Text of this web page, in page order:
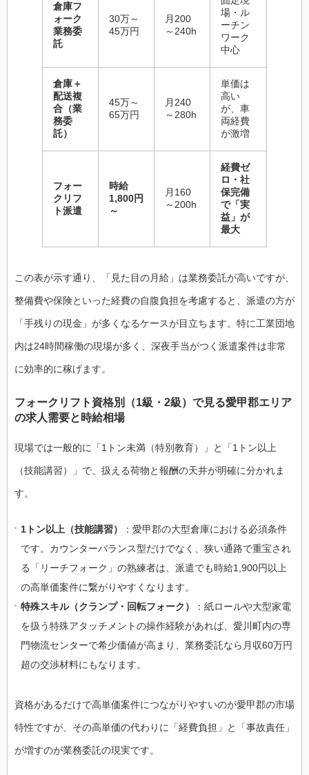
倉庫フ
ォーク
業務委
託
30万～
45万円
月200
～240h
場・ル
ーチン
ワーク
中心
倉庫＋
配送複
合（業
務委
託）
45万～
65万円
月240
～280h
単価は
高い
が、車
両経費
が激増
フォー
クリフ
ト派遣
時給
1,800円
～
月160
～200h
経費ゼ
ロ・社
保完備
で「実
益」が
最大
この表が示す通り、「見た目の月給」は業務委託が高いですが、
整備費や保険といった経費の自腹負担を考慮すると、派遣の方が
「手残りの現金」が多くなるケースが目立ちます。特に工業団地
内は24時間稼働の現場が多く、深夜手当がつく派遣案件は非常
に効率的に稼げます。
フォークリフト資格別（1級・2級）で見る愛甲郡エリア
の求人需要と時給相場
現場では一般的に「1トン未満（特別教育）」と「1トン以上
（技能講習）」で、扱える荷物と報酬の天井が明確に分かれま
す。
1トン以上（技能講習）
：愛甲郡の大型倉庫における必須条件
です。カウンターバランス型だけでなく、狭い通路で重宝され
る「リーチフォーク」の熟練者は、派遣でも時給1,900円以上
の高単価案件に繋がりやすくなります。
特殊スキル（クランプ・回転フォーク）
：紙ロールや大型家電
を扱う特殊アタッチメントの操作経験があれば、愛川町内の専
門物流センターで希少価値が高まり、業務委託なら月収60万円
超の交渉材料にもなります。
資格があるだけで高単価案件につながりやすいのが愛甲郡の市場
特性ですが、その高単価の代わりに「経費負担」と「事故責任」
が増すのが業務委託の現実です。